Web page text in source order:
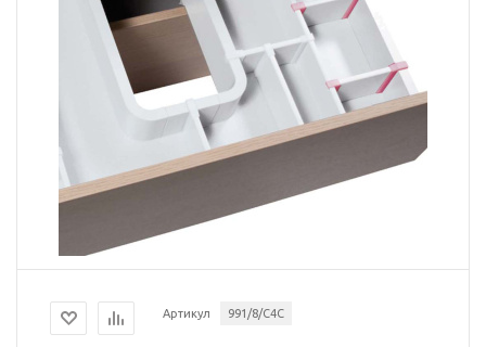
Артикул 991/8/C4C